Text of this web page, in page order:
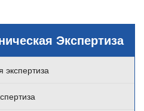
Экспертиза
экспертиза